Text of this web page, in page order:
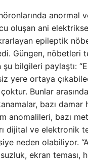
anormal
oluşan ani
epileptik
Güngen, nöbetleri
bilgileri paylaştı:
yere ortaya
Bunlar
bazı damar
anomalileri, bazı
dijital ve elektronik
neden olabiliyor.
ekran teması,